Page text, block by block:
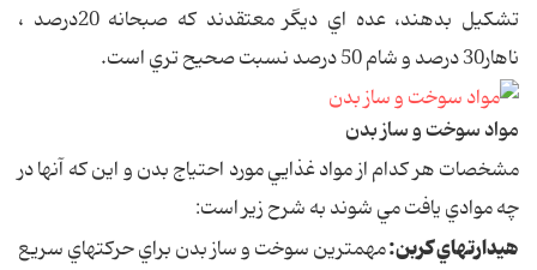
تشکيل بدهند، عده اي ديگر معتقدند که صبحانه 20درصد ،
ناهار30 درصد و شام 50 درصد نسبت صحيح تري است.
مواد سوخت و ساز بدن
مشخصات هر کدام از مواد غذايي مورد احتياج بدن و اين که آنها در
چه موادي يافت مي شوند به شرح زير است:
هيدارتهاي کربن:مهمترين سوخت و ساز بدن براي حرکتهاي سريع